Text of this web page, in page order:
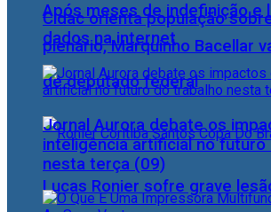
Após meses de indefinição e
plenário, Marquinho Bacellar
de deputado federal
Lucas Ronier sofre grave
Cidac orienta população
dados na internet
Jornal Aurora debate os
inteligência artificial no futuro
nesta terça (09)